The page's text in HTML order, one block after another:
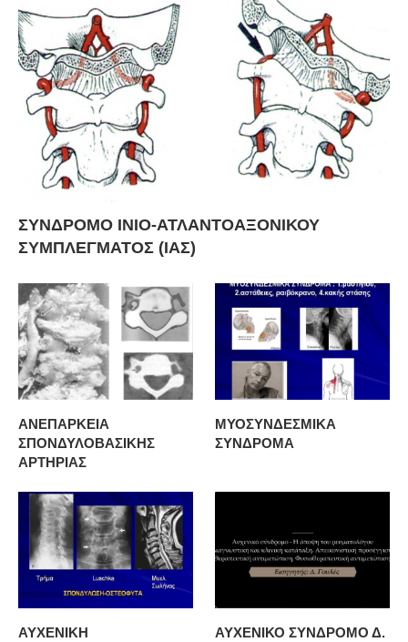
ΣΥΝΔΡΟΜΟ ΙΝΙΟ-ΑΤΛΑΝΤΟΑΞΟΝΙΚΟΥ
ΣΥΜΠΛΕΓΜΑΤΟΣ (ΙΑΣ)
ΑΝΕΠΑΡΚΕΙΑ
ΣΠΟΝΔΥΛΟΒΑΣΙΚΗΣ
ΑΡΤΗΡΙΑΣ
ΜΥΟΣΥΝΔΕΣΜΙΚΑ
ΣΥΝΔΡΟΜΑ
ΑΥΧΕΝΙΚΗ
ΑΥΧΕΝΙΚΟ ΣΥΝΔΡΟΜΟ Δ.